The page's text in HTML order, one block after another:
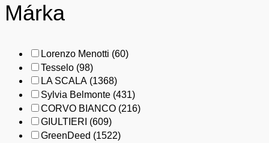
Márka
Lorenzo Menotti (60)
Tesselo (98)
LA SCALA (1368)
Sylvia Belmonte (431)
CORVO BIANCO (216)
GIULTIERI (609)
GreenDeed (1522)